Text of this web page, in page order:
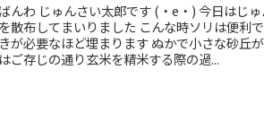
んわ じゅんさい太郎です (・e・) 今日はじ
散布してまいりました こんな時ソリは便利
が必要なほど埋まります ぬかで小さな砂丘
ご存じの通り玄米を精米する際の過...